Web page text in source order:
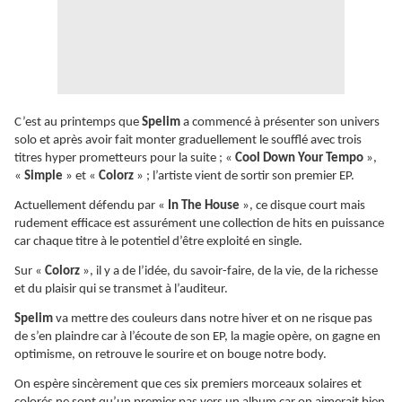
C’est au printemps que Spelim a commencé à présenter son univers
solo et après avoir fait monter graduellement le soufflé avec trois
titres hyper prometteurs pour la suite ; « Cool Down Your Tempo »,
« Simple » et « Colorz » ; l’artiste vient de sortir son premier EP.
Actuellement défendu par « In The House », ce disque court mais
rudement efficace est assurément une collection de hits en puissance
car chaque titre à le potentiel d’être exploité en single.
Sur « Colorz », il y a de l’idée, du savoir-faire, de la vie, de la richesse
et du plaisir qui se transmet à l’auditeur.
Spelim va mettre des couleurs dans notre hiver et on ne risque pas
de s’en plaindre car à l’écoute de son EP, la magie opère, on gagne en
optimisme, on retrouve le sourire et on bouge notre body.
On espère sincèrement que ces six premiers morceaux solaires et